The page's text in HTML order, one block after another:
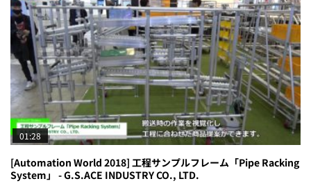
01:28
[Automation World 2018] 工程サンプルフレーム「Pipe Racking
System」 - G.S.ACE INDUSTRY CO., LTD.